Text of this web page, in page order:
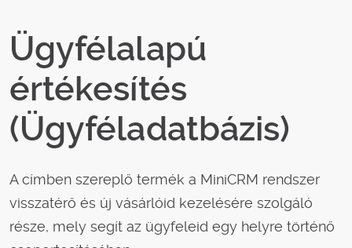
Ügyfélalapú
értékesítés
(Ügyféladatbázis)
A címben szereplő termék a MiniCRM rendszer
visszatérő és új vásárlóid kezelésére szolgáló
része, mely segít az ügyfeleid egy helyre történő